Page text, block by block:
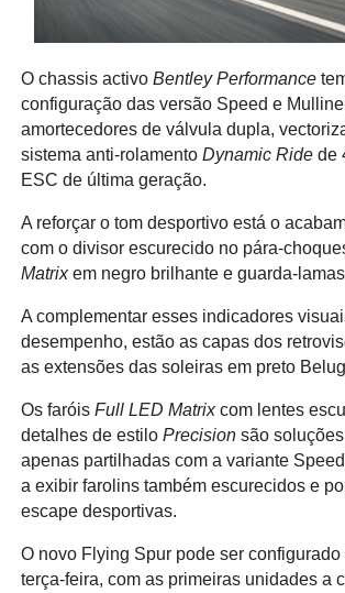
O chassis activo Bentley Performance
configuração das versão Speed e
amortecedores de válvula dupla,
sistema anti-rolamento Dynamic Ridede
ESC de última geração.
A reforçar o tom desportivo está o
com o divisor escurecido no pára-
Matrixem negro brilhante e guarda-
A complementar esses indicadores
desempenho, estão as capas dos
as extensões das soleiras em preto
Os faróis Full LED Matrixcom lentes
detalhes de estilo Precisionsão
apenas partilhadas com a variante
a exibir farolins também escurecidos e
escape desportivas.
O novo Flying Spur pode ser configurado
terça-feira, com as primeiras unidades a